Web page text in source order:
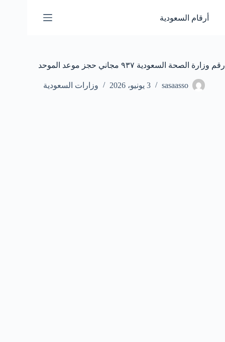
المحتوى
أرقام السعودية
رقم وزارة الصحة السعودية ٩٣٧ مجاني حجز موعد الموحد
sasaasso 3 يونيو، 2026 وزارات السعودية